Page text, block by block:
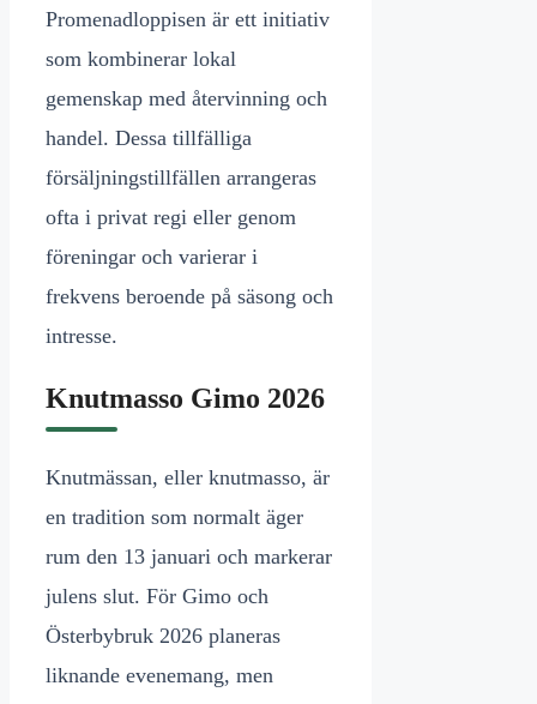
Promenadloppisen är ett initiativ
som kombinerar lokal
gemenskap med återvinning och
handel. Dessa tillfälliga
försäljningstillfällen arrangeras
ofta i privat regi eller genom
föreningar och varierar i
frekvens beroende på säsong och
intresse.
Knutmasso Gimo 2026
Knutmässan, eller knutmasso, är
en tradition som normalt äger
rum den 13 januari och markerar
julens slut. För Gimo och
Österbybruk 2026 planeras
liknande evenemang, men